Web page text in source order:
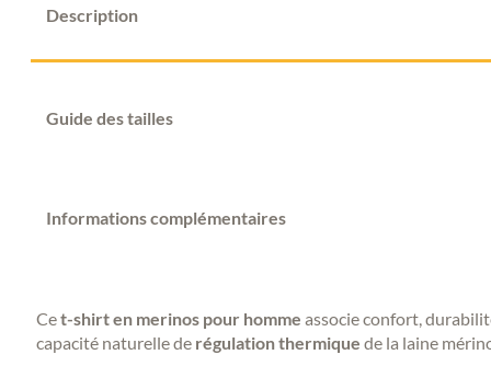
Description
Guide des tailles
Informations complémentaires
Cet-shirt en merinos pour homme associe confort,
capacité naturelle de régulation thermique de la laine